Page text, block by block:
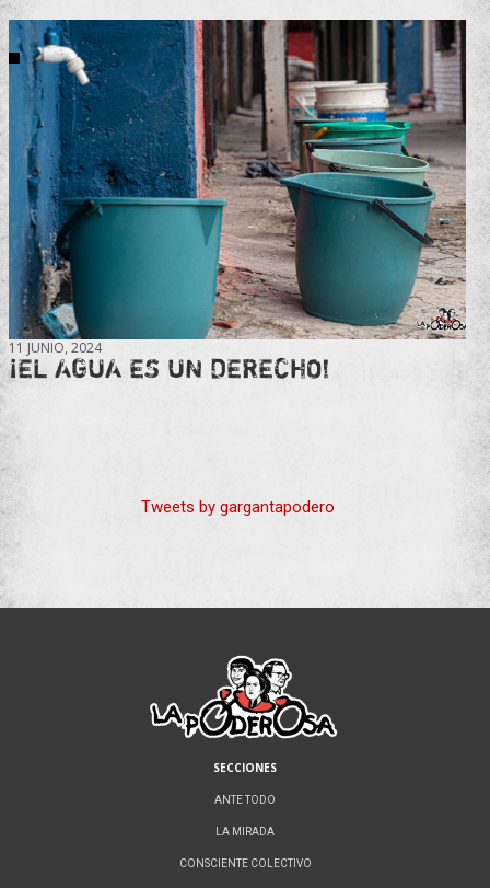
11 JUNIO, 2024
¡EL AGUA ES UN DERECHO!
Tweets by gargantapodero
SECCIONES
ANTE TODO
LA MIRADA
CONSCIENTE COLECTIVO